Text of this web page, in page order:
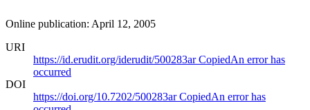
Online publication: April 12, 2005
URI
https://id.erudit.org/iderudit/500283arCopiedAn error has
occurred
DOI
https://doi.org/10.7202/500283arCopiedAn error has